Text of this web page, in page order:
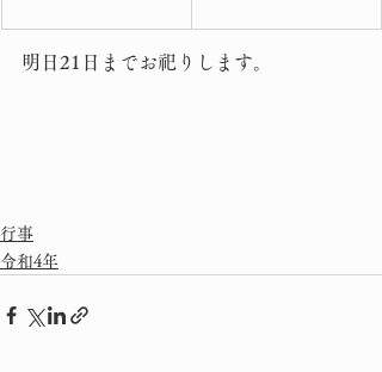
明日21日までお祀りします。
行事
令和4年